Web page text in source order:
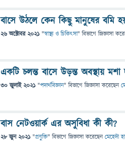
বাসে উঠলে কেন কিছু মানুষের বমি
26 অক্টোবর 2021 "স্বাস্থ্য ও চিকিৎসা" বিভাগে জিজ্ঞাসা
একটি চলন্ত বাসে উড়ন্ত অবস্থায় মশা
30 জুলাই 2021 "পদার্থবিজ্ঞান" বিভাগে জিজ্ঞাসাকরেছেন
বাস নেটওয়ার্ক এর অসুবিধা কী কী?
28 জুন 2021 "প্রযুক্তি" বিভাগে জিজ্ঞাসাকরেছেনমেহেদী